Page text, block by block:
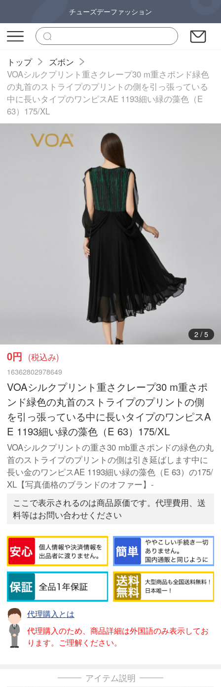
チューズデーファッション
トップ
ズボン
VOAシルクプリント重さクレープ30 m重さポンド緑色
の丸首のストライプのプリントの側を引っ張っている
中に長いタイプのワンピスAE 1193細い緑の藻色（E
63）175/XL
3/ 5
0円 (税込み)
16362802978649
VOAシルクプリント重さクレープ30 m重さポ
ンド緑色の丸首のストライプのプリントの側
を引っ張っている中に長いタイプのワンピスA
E 1193細い緑の藻色（E 63）175/XL
VOAシルクプリントの重さ30 mb重さポンドの緑色の丸
首のストライプのプリントの側は引き延ばします中に
長い金のワンピスAE 1193細い緑の藻色（E 63）の175/
XL【写真価格のブランドのオファー】-
ここで表示されるのは商品原価です。代理費用、送
料等はお問い合わせください
代理購入とは
代理購入のため、商品詳細は外国語のみ表示してお
ります。ご理解ください。
アイテム説明